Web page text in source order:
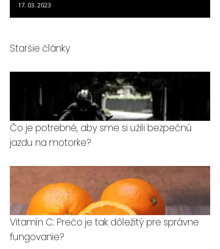
17. 03. 2023
Staršie články
Čo je potrebné, aby sme si užili bezpečnú
jazdu na motorke?
Vitamín C: Prečo je tak dôležitý pre správne
fungovanie?